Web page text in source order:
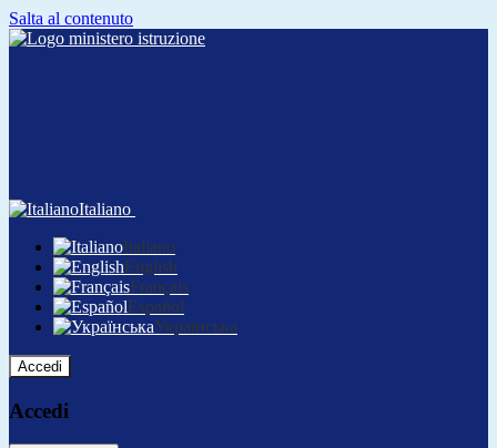
Salta al contenuto
Italiano
Italiano
English
Français
Español
Українська
Accedi
Accedi